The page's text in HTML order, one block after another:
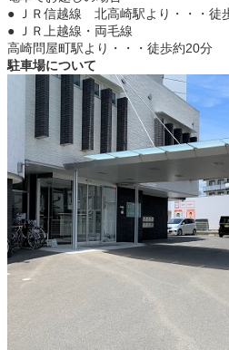
● ＪＲ信越線 北高崎駅より・・・徒
● ＪＲ上越線・両毛線
高崎問屋町駅より・・・徒歩約20分
駐車場について